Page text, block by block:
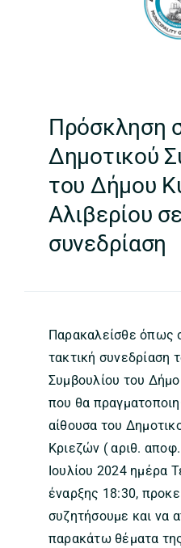
Πρόσκληση
Δημοτικού
του Δήμου
Αλιβερίου
συνεδρίαση
Παρακαλείσθε όπως
τακτική συνεδρίαση
Συμβουλίου του
που θα
αίθουσα του
Κριεζών ( αριθ.
Ιουλίου 2024 ημέρα
έναρξης 18:30,
συζητήσουμε και να
παρακάτω θέματα